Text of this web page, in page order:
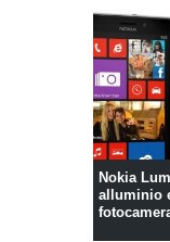
Nokia
alluminio